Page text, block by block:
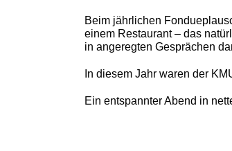
Beim jährlichen
einem Restaurant – das
in angeregten Gesprächen
In diesem Jahr waren der
Ein entspannter Abend in